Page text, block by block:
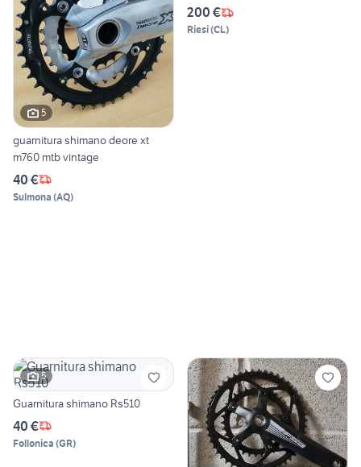
5
guarnitura shimano deore xt
m760 mtb vintage
40 €
Sulmona (AQ)
200 €
Riesi(CL)
5
Guarnitura shimano Rs510
40 €
Follonica (GR)